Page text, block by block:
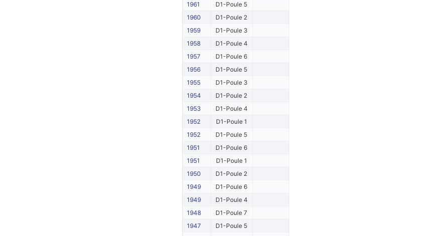
1961
D1-Poule 5
1960
D1-Poule 2
1959
D1-Poule 3
1958
D1-Poule 4
1957
D1-Poule 6
1956
D1-Poule 5
1955
D1-Poule 3
1954
D1-Poule 2
1953
D1-Poule 4
1952
D1-Poule 1
1952
D1-Poule 5
1951
D1-Poule 6
1951
D1-Poule 1
1950
D1-Poule 2
1949
D1-Poule 6
1949
D1-Poule 4
1948
D1-Poule 7
1947
D1-Poule 5